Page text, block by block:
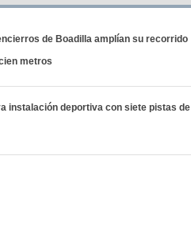
de Boadilla amplían su recorrido
metros
instalación deportiva con siete pistas de